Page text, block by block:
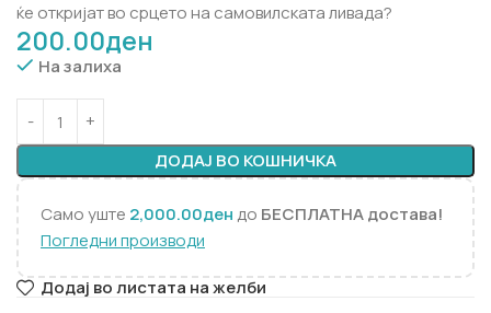
ќе откријат во срцето на самовилската ливада?
200.00ден
На залиха
ДОДАЈ ВО КОШНИЧКА
Само уште 2,000.00дендо БЕСПЛАТНА достава!
Погледни производи
Додај во листата на желби